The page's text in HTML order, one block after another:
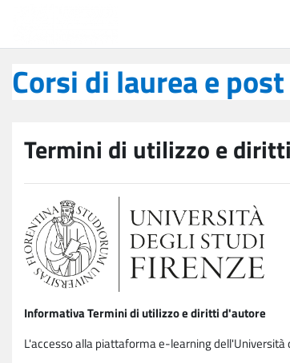
Corsi di laurea e
Termini di utilizzo e
Informativa Termini di utilizzo e diritti d'autore
L'accesso alla piattaforma e-learning